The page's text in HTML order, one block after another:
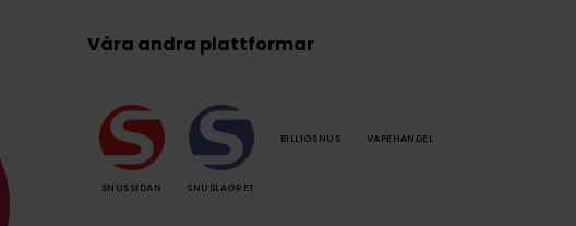
Våra andra plattformar
SNUSSIDAN SNUSLAGRET
BILLIGSNUS VAPEHANDEL